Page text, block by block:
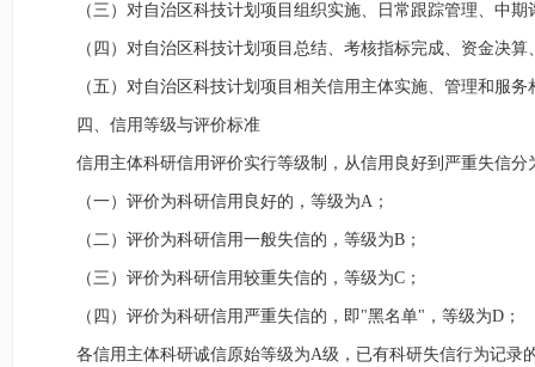
（三）对自治区科技计划项目组织实施、日常跟踪管理、中
（四）对自治区科技计划项目总结、考核指标完成、资金决
（五）对自治区科技计划项目相关信用主体实施、管理和服
四、 信用等级与评价标准
信用主体科研信用评价实行等级制，从信用良好到严重失信分
（一）评价为科研信用良好的，等级为A ；
（二）评价为科研信用一般失信的，等级为B ；
（三）评价为科研信用较重失信的，等级为C ；
（四） 评价为科研信用严重失信的，即"黑名单"，等级为D ；
各信用主体科研诚信原始等级为A级，已有科研失信行为记录